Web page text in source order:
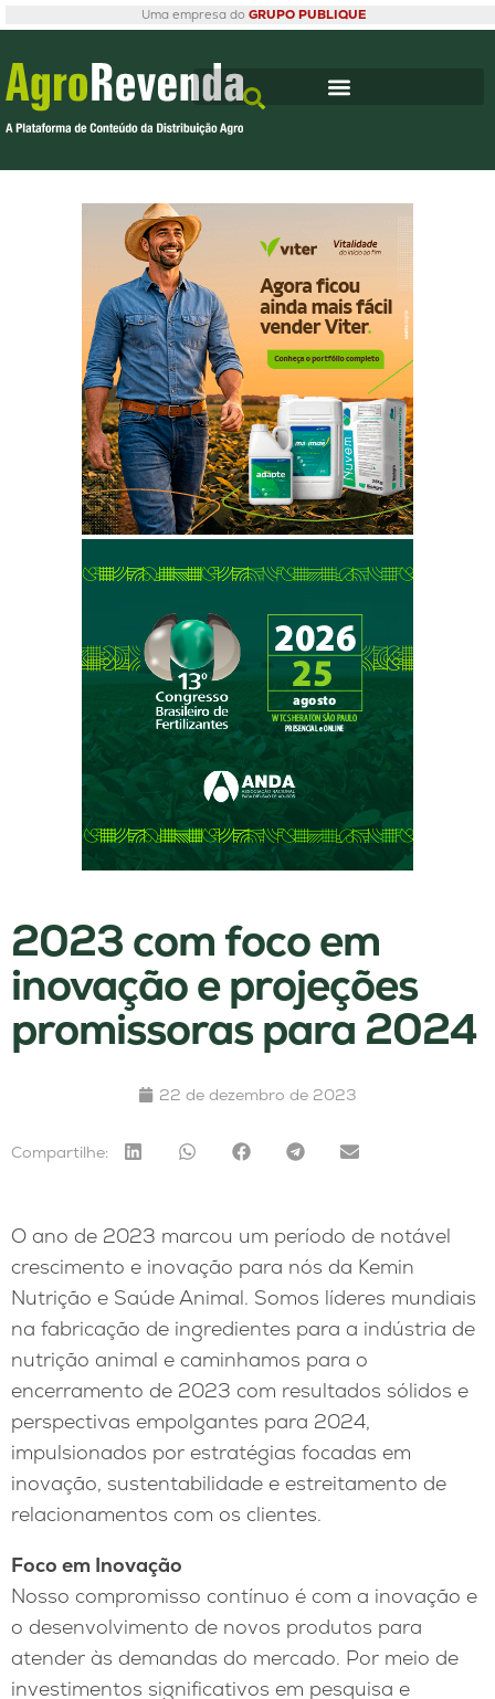
Uma empresa do GRUPO PUBLIQUE
2023 com foco em
inovação e projeções
promissoras para 2024
22 de dezembro de 2023
Compartilhe:
O ano de 2023 marcou um período de notável
crescimento e inovação para nós da Kemin
Nutrição e Saúde Animal. Somos líderes mundiais
na fabricação de ingredientes para a indústria de
nutrição animal e caminhamos para o
encerramento de 2023 com resultados sólidos e
perspectivas empolgantes para 2024,
impulsionados por estratégias focadas em
inovação, sustentabilidade e estreitamento de
relacionamentos com os clientes.
Foco em Inovação
Nosso compromisso contínuo é com a inovação e
o desenvolvimento de novos produtos para
atender às demandas do mercado. Por meio de
investimentos significativos em pesquisa e